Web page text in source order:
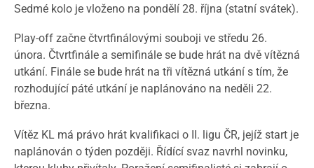
Sedmé kolo je vloženo na pondělí 28. října (statní svátek).
Play-off začne čtvrtfinálovými souboji ve středu 26.
února. Čtvrtfinále a semifinále se bude hrát na dvě vítězná
utkání. Finále se bude hrát na tři vítězná utkání s tím, že
rozhodující páté utkání je naplánováno na neděli 22.
března.
Vítěz KL má právo hrát kvalifikaci o II. ligu ČR, jejíž start je
naplánován o týden později. Řídící svaz navrhl novinku,